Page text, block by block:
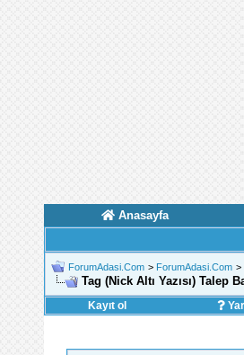
Anasayfa
ForumAdasi.Com > ForumAdasi.Com >
Tag (Nick Altı Yazısı) Talep
Kayıt ol